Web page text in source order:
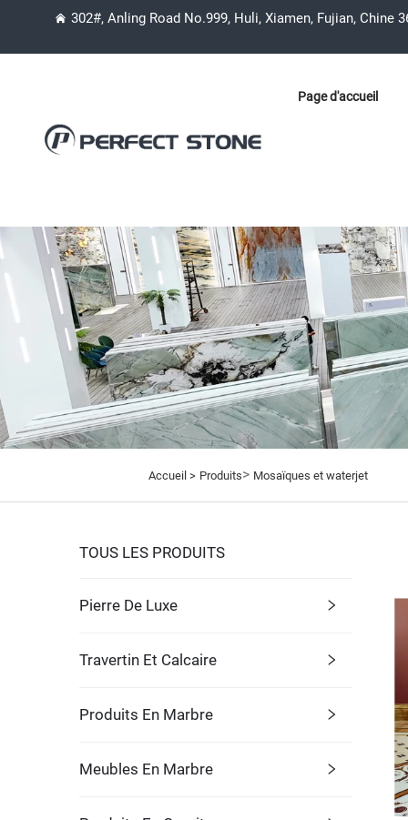
302#, Anling Road No.999, Huli, Xiamen, Fujian, Chine
Page d'accueil
Accueil > Produits> Mosaïques et waterjet
TOUS LES PRODUITS
Pierre De Luxe
Travertin Et Calcaire
Produits En Marbre
Meubles En Marbre